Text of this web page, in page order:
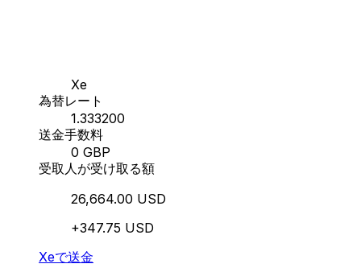
Xe
為替レート
1.333200
送金手数料
0 GBP
受取人が受け取る額
26,664.00 USD
+347.75 USD
Xeで送金